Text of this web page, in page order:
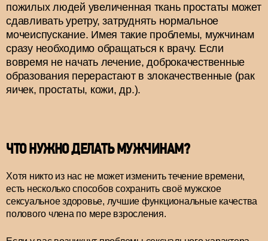
пожилых людей увеличенная ткань простаты может
сдавливать уретру, затруднять нормальное
мочеиспускание. Имея такие проблемы, мужчинам
сразу необходимо обращаться к врачу. Если
вовремя не начать лечение, доброкачественные
образования перерастают в злокачественные (рак
яичек, простаты, кожи, др.).
ЧТО НУЖНО ДЕЛАТЬ МУЖЧИНАМ?
Хотя никто из нас не может изменить течение времени,
есть несколько способов сохранить своё мужское
сексуальное здоровье, лучшие функциональные качества
полового члена по мере взросления.